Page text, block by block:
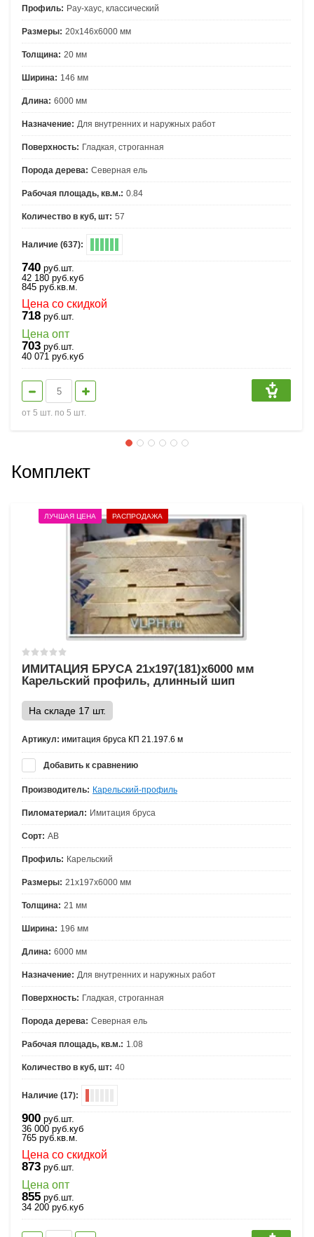
Профиль: Рау-хаус, классический
Размеры: 20х146х6000 мм
Толщина: 20 мм
Ширина: 146 мм
Длина: 6000 мм
Назначение: Для внутренних и наружных работ
Поверхность: Гладкая, строганная
Порода дерева: Северная ель
Рабочая площадь, кв.м.: 0.84
Количество в куб, шт: 57
Наличие (637):
740 руб.шт.
42 180 руб.куб
845 руб.кв.м.
Цена со скидкой
718 руб.шт.
Цена опт
703 руб.шт.
40 071 руб.куб
от 5 шт. по 5 шт.
Комплект
ЛУЧШАЯ ЦЕНА РАСПРОДАЖА
ИМИТАЦИЯ БРУСА 21х197(181)х6000 мм
Карельский профиль, длинный шип
На складе 17 шт.
Артикул: имитация бруса КП 21.197.6 м
Добавить к сравнению
Производитель: Карельский-профиль
Пиломатериал: Имитация бруса
Сорт: АВ
Профиль: Карельский
Размеры: 21х197х6000 мм
Толщина: 21 мм
Ширина: 196 мм
Длина: 6000 мм
Назначение: Для внутренних и наружных работ
Поверхность: Гладкая, строганная
Порода дерева: Северная ель
Рабочая площадь, кв.м.: 1.08
Количество в куб, шт: 40
Наличие (17):
900 руб.шт.
36 000 руб.куб
765 руб.кв.м.
Цена со скидкой
873 руб.шт.
Цена опт
855 руб.шт.
34 200 руб.куб